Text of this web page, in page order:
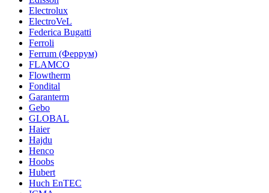
Electrolux
ElectroVeL
Federica Bugatti
Ferroli
Ferrum (Феррум)
FLAMCO
Flowtherm
Fondital
Garanterm
Gebo
GLOBAL
Haier
Hajdu
Henco
Hoobs
Hubert
Huch EnTEC